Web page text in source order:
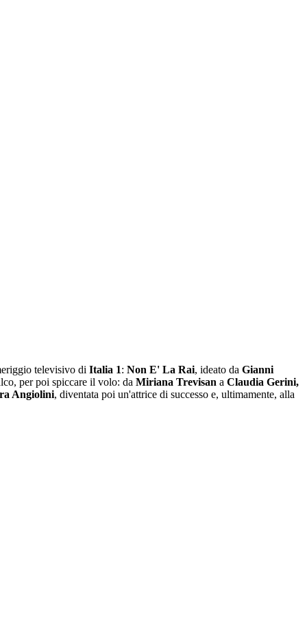
televisivo di Italia 1: Non E' La Rai, ideato da Gianni
per poi spiccare il volo: da Miriana Trevisan a Claudia Gerini,
Angiolini, diventata poi un'attrice di successo e, ultimamente, alla